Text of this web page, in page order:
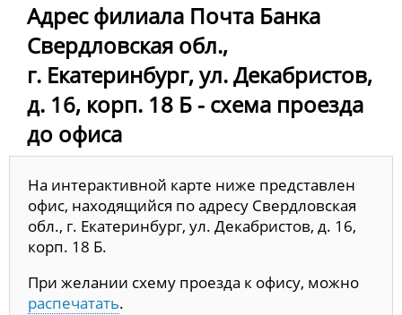
Адрес филиала Почта Банка
Свердловская обл.,
г. Екатеринбург, ул. Декабристов,
д. 16, корп. 18 Б - схема проезда
до офиса
На интерактивной карте ниже представлен
офис, находящийся по адресу Свердловская
обл., г. Екатеринбург, ул. Декабристов, д. 16,
корп. 18 Б.
При желании схему проезда к офису, можно
распечатать.